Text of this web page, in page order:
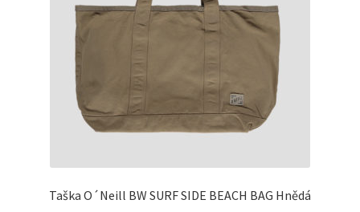
Taška O´Neill BW SURF SIDE BEACH BAG Hnědá